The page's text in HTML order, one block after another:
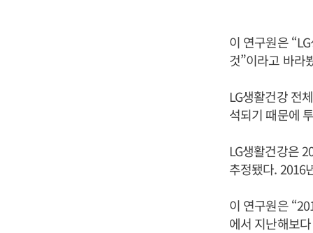
이 연구원은
것”이라고 바라
LG생활건강 전
석되기 때문에
LG생활건강은
추정됐다. 2016
이 연구원은
에서 지난해보